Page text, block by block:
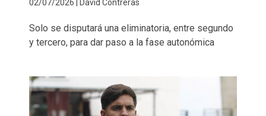
02/07/2026 | David Contreras
Solo se disputará una eliminatoria, entre segundo
y tercero, para dar paso a la fase autonómica